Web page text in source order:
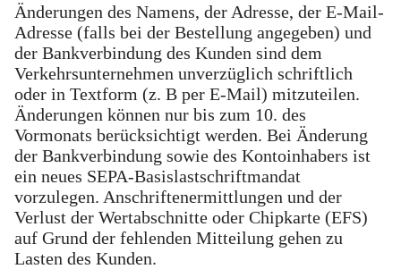
Änderungen des Namens, der Adresse, der E-Mail-
Adresse (falls bei der Bestellung angegeben) und
der Bankverbindung des Kunden sind dem
Verkehrsunternehmen unverzüglich schriftlich
oder in Textform (z. B per E-Mail) mitzuteilen.
Änderungen können nur bis zum 10. des
Vormonats berücksichtigt werden. Bei Änderung
der Bankverbindung sowie des Kontoinhabers ist
ein neues SEPA-Basislastschriftmandat
vorzulegen. Anschriftenermittlungen und der
Verlust der Wertabschnitte oder Chipkarte (EFS)
auf Grund der fehlenden Mitteilung gehen zu
Lasten des Kunden.